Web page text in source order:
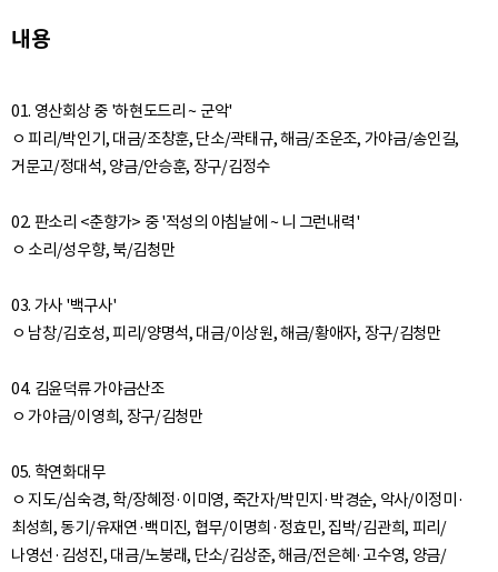
내용
01. 영산회상 중 '하현도드리 ~ 군악'
ㅇ 피리/박인기, 대금/조창훈, 단소/곽태규, 해금/조운조, 가야금/송인길,
거문고/정대석, 양금/안승훈, 장구/김정수
02. 판소리 <춘향가> 중 '적성의 아침날에 ~ 니 그런내력'
ㅇ 소리/성우향, 북/김청만
03. 가사 '백구사'
ㅇ 남창/김호성, 피리/양명석, 대금/이상원, 해금/황애자, 장구/김청만
04. 김윤덕류 가야금산조
ㅇ 가야금/이영희, 장구/김청만
05. 학연화대무
ㅇ 지도/심숙경, 학/장혜정·이미영, 죽간자/박민지·박경순, 악사/이정미·
최성희, 동기/유재연·백미진, 협무/이명희·정효민, 집박/김관희, 피리/
나영선·김성진, 대금/노붕래, 단소/김상준, 해금/전은혜·고수영, 양금/